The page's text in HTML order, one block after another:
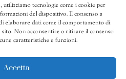
tecnologie come i cookie per
del dispositivo. Il consenso a
elaborare dati come il comportamento di
Non acconsentire o ritirare il consenso
caratteristiche e funzioni.
Accetta
AL CARRELLO Share
,53-2023,Contributi in pdf